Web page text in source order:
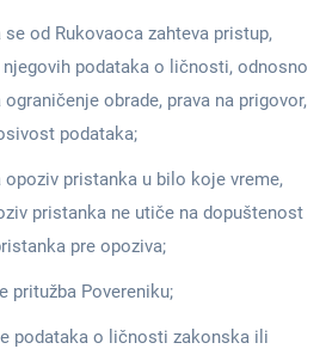
od Rukovaoca zahteva pristup,
podataka o ličnosti, odnosno
obrade, prava na prigovor,
podataka;
opoziv pristanka u bilo koje vreme,
pristanka ne utiče na dopuštenost
pre opoziva;
pritužba Povereniku;
podataka o ličnosti zakonska ili